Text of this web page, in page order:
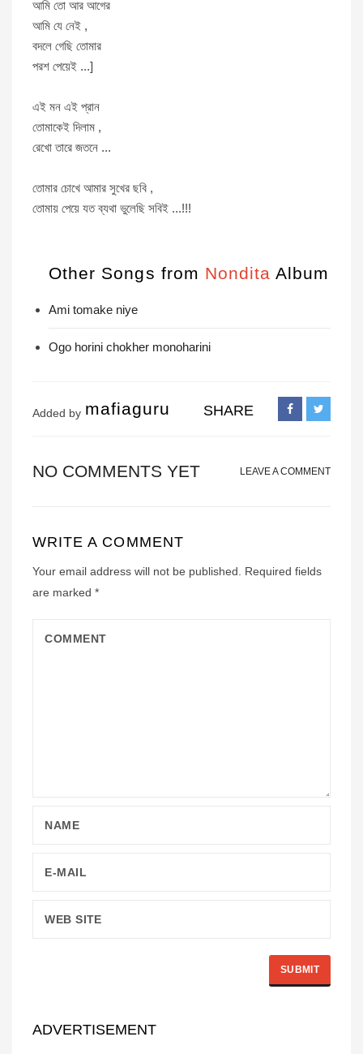
আমি তো আর আগের
আমি যে নেই ,
বদলে গেছি তোমার
পরশ পেয়েই ...]
এই মন এই প্রান
তোমাকেই দিলাম ,
রেখো তারে জতনে ...
তোমার চোখে আমার সুখের ছবি ,
তোমায় পেয়ে যত ব্যথা ভুলেছি সবিই ...!!!
Other Songs from Nondita Album
Ami tomake niye
Ogo horini chokher monoharini
Added by mafiaguru SHARE
NO COMMENTS YET LEAVE A COMMENT
WRITE A COMMENT
Your email address will not be published.
Required fields
are marked *
ADVERTISEMENT